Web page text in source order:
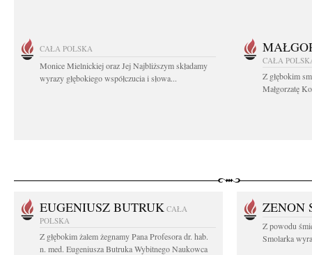
CAŁA POLSKA
Monice Mielnickiej oraz Jej Najbliższym składamy
wyrazy głębokiego współczucia i słowa...
CAŁA
Z głębokim
Małgorzatę
EUGENIUSZ BUTRUK CAŁA
POLSKA
Z głębokim żalem żegnamy Pana Profesora dr. hab.
n. med. Eugeniusza Butruka Wybitnego Naukowca
ZENON
Z powodu
Smolarka